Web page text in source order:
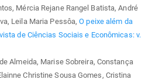
Mércia Rejane Rangel Batista, André
Leila Maria Pessôa,O peixe além da
de Ciências Sociais e Econômicas: v.
Almeida, Marise Sobreira, Constança
Christine Sousa Gomes, Cristina